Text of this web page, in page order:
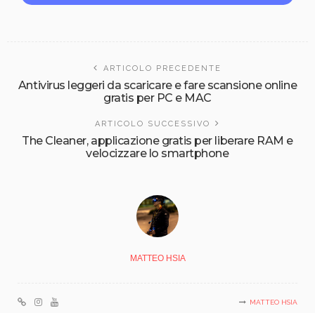
ARTICOLO PRECEDENTE
Antivirus leggeri da scaricare e fare scansione online
gratis per PC e MAC
ARTICOLO SUCCESSIVO
The Cleaner, applicazione gratis per liberare RAM e
velocizzare lo smartphone
MATTEO HSIA
MATTEO HSIA